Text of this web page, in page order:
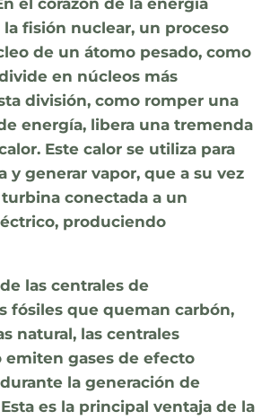
la fisión nuclear, un proceso
de un átomo pesado, como
en núcleos más
división, como romper una
energía, libera una tremenda
Este calor se utiliza para
y generar vapor, que a su vez
conectada a un
produciendo
las centrales de
fósiles que queman carbón,
natural, las centrales
emiten gases de efecto
la generación de
es la principal ventaja de la